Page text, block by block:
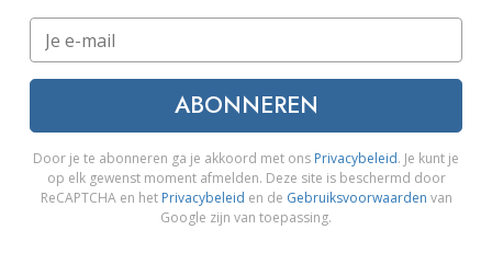
ABONNEREN
Door je te abonneren ga je akkoord met ons Privacybeleid. Je kunt je
op elk gewenst moment afmelden. Deze site is beschermd door
ReCAPTCHA en het Privacybeleid en de Gebruiksvoorwaarden van
Google zijn van toepassing.